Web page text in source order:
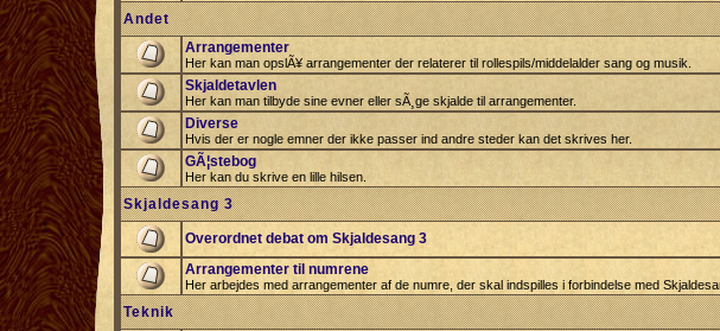
Andet
Arrangementer
Her kan man opslÃ¥ arrangementer der relaterer til rollespils/middelalder sang og musik.
Skjaldetavlen
Her kan man tilbyde sine evner eller sÃ¸ge skjalde til arrangementer.
Diverse
Hvis der er nogle emner der ikke passer ind andre steder kan det skrives her.
GÃ¦stebog
Her kan du skrive en lille hilsen.
Skjaldesang 3
Overordnet debat om Skjaldesang 3
Arrangementer til numrene
Her arbejdes med arrangementer af de numre, der skal indspilles i forbindelse med
Teknik